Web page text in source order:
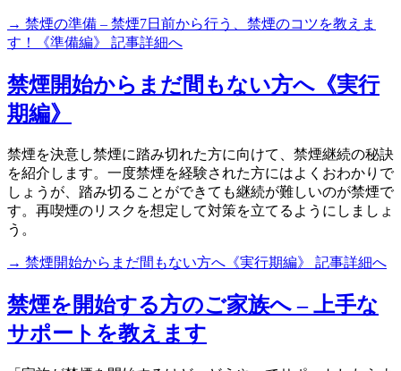
→ 禁煙の準備 – 禁煙7日前から行う、禁煙のコツを教えま
す！《準備編》 記事詳細へ
禁煙開始からまだ間もない方へ《実行
期編》
禁煙を決意し禁煙に踏み切れた方に向けて、禁煙継続の秘訣
を紹介します。一度禁煙を経験された方にはよくおわかりで
しょうが、踏み切ることができても継続が難しいのが禁煙で
す。再喫煙のリスクを想定して対策を立てるようにしましょ
う。
→ 禁煙開始からまだ間もない方へ《実行期編》 記事詳細へ
禁煙を開始する方のご家族へ – 上手な
サポートを教えます